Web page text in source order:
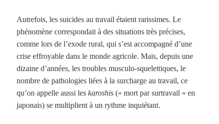
Autrefois, les suicides au travail étaient rarissimes. Le
phénomène correspondait à des situations très précises,
comme lors de l’exode rural, qui s’est accompagné d’une
crise effroyable dans le monde agricole. Mais, depuis une
dizaine d’années, les troubles musculo-squelettiques, le
nombre de pathologies liées à la surcharge au travail, ce
qu’on appelle aussi leskaroshis (« mort par surtravail » en
japonais) se multiplient à un rythme inquiétant.